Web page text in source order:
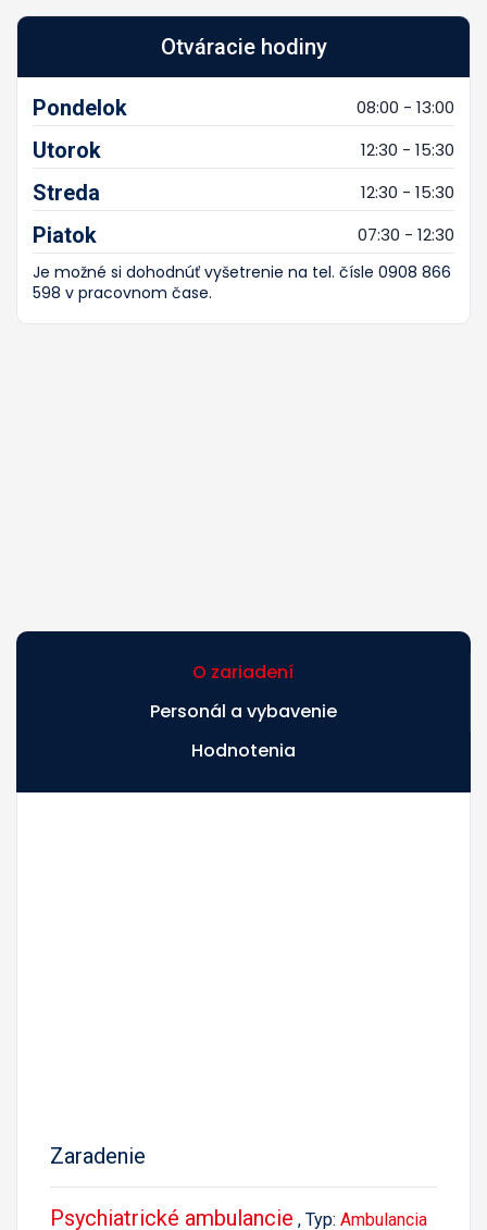
Otváracie hodiny
Pondelok 08:00 - 13:00
Utorok 12:30 - 15:30
Streda 12:30 - 15:30
Piatok 07:30 - 12:30
Je možné si dohodnúť vyšetrenie na tel. čísle 0908 866
598 v pracovnom čase.
O zariadení
Personál a vybavenie
Hodnotenia
Zaradenie
Psychiatrické ambulancie , Typ: Ambulancia